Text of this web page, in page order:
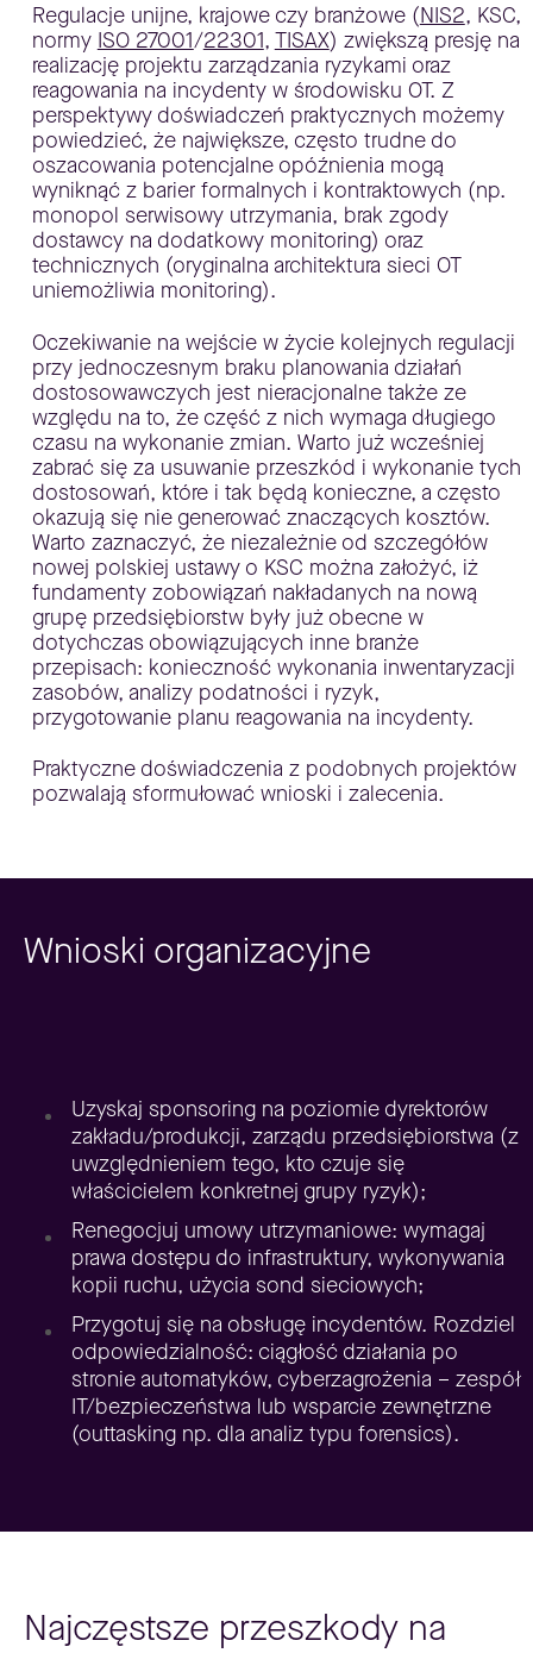
Regulacje unijne, krajowe czy branżowe (NIS2, KSC,
normy ISO 27001/22301, TISAX) zwiększą presję na
realizację projektu zarządzania ryzykami oraz
reagowania na incydenty w środowisku OT. Z
perspektywy doświadczeń praktycznych możemy
powiedzieć, że największe, często trudne do
oszacowania potencjalne opóźnienia mogą
wyniknąć z barier formalnych i kontraktowych (np.
monopol serwisowy utrzymania, brak zgody
dostawcy na dodatkowy monitoring) oraz
technicznych (oryginalna architektura sieci OT
uniemożliwia monitoring).
Oczekiwanie na wejście w życie kolejnych regulacji
przy jednoczesnym braku planowania działań
dostosowawczych jest nieracjonalne także ze
względu na to, że część z nich wymaga długiego
czasu na wykonanie zmian. Warto już wcześniej
zabrać się za usuwanie przeszkód i wykonanie tych
dostosowań, które i tak będą konieczne, a często
okazują się nie generować znaczących kosztów.
Warto zaznaczyć, że niezależnie od szczegółów
nowej polskiej ustawy o KSC można założyć, iż
fundamenty zobowiązań nakładanych na nową
grupę przedsiębiorstw były już obecne w
dotychczas obowiązujących inne branże
przepisach: konieczność wykonania inwentaryzacji
zasobów, analizy podatności i ryzyk,
przygotowanie planu reagowania na incydenty.
Praktyczne doświadczenia z podobnych projektów
pozwalają sformułować wnioski i zalecenia.
Wnioski organizacyjne
Uzyskaj sponsoring na poziomie dyrektorów
zakładu/produkcji, zarządu przedsiębiorstwa (z
uwzględnieniem tego, kto czuje się
właścicielem konkretnej grupy ryzyk);
Renegocjuj umowy utrzymaniowe: wymagaj
prawa dostępu do infrastruktury, wykonywania
kopii ruchu, użycia sond sieciowych;
Przygotuj się na obsługę incydentów. Rozdziel
odpowiedzialność: ciągłość działania po
stronie automatyków, cyberzagrożenia – zespół
IT/bezpieczeństwa lub wsparcie zewnętrzne
(outtasking np. dla analiz typu forensics).
Najczęstsze przeszkody na